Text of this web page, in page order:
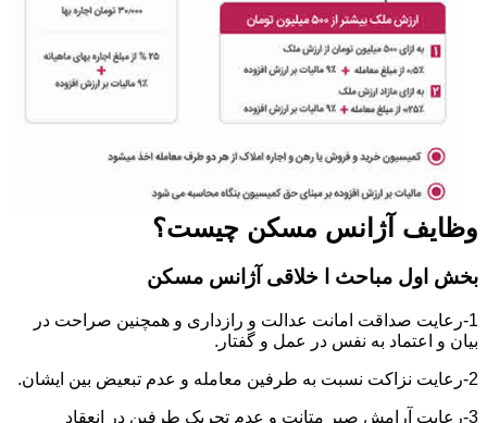
وظایف آژانس مسکن چیست؟
بخش اول مباحث ا خلاقی آژانس مسکن
1-رعایت صداقت امانت عدالت و رازداری و همچنین صراحت در
بیان و اعتماد به نفس در عمل و گفتار.
2-رعایت نزاکت نسبت به طرفین معامله و عدم تبعیض بین ایشان.
3-رعایت آرامش صبر متانت و عدم تحریک طرفین در انعقاد